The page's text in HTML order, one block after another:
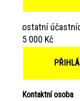
ostatní
5 000 Kč
Kontaktní osoba